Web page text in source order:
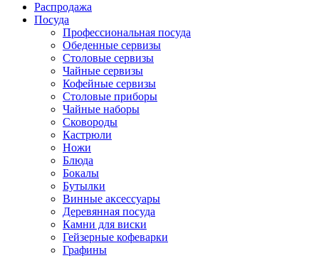
Распродажа
Посуда
Профессиональная посуда
Обеденные сервизы
Столовые сервизы
Чайные сервизы
Кофейные сервизы
Столовые приборы
Чайные наборы
Сковороды
Кастрюли
Ножи
Блюда
Бокалы
Бутылки
Винные аксессуары
Деревянная посуда
Камни для виски
Гейзерные кофеварки
Графины